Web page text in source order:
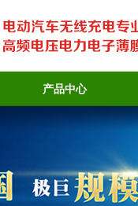
产品中心